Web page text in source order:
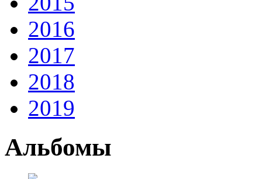
2016
2017
2018
2019
Альбомы